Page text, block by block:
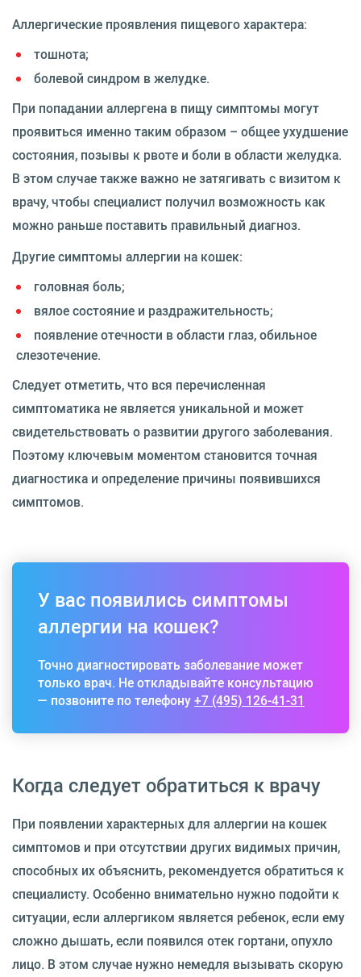
Аллергические проявления пищевого характера:
тошнота;
болевой синдром в желудке.
При попадании аллергена в пищу симптомы могут
проявиться именно таким образом – общее ухудшение
состояния, позывы к рвоте и боли в области желудка.
В этом случае также важно не затягивать с визитом к
врачу, чтобы специалист получил возможность как
можно раньше поставить правильный диагноз.
Другие симптомы аллергии на кошек:
головная боль;
вялое состояние и раздражительность;
появление отечности в области глаз, обильное
слезотечение.
Следует отметить, что вся перечисленная
симптоматика не является уникальной и может
свидетельствовать о развитии другого заболевания.
Поэтому ключевым моментом становится точная
диагностика и определение причины появившихся
симптомов.
У вас появились симптомы
аллергии на кошек?
Точно диагностировать заболевание может
только врач. Не откладывайте консультацию
— позвоните по телефону+7 (495) 126-41-31
Когда следует обратиться к врачу
При появлении характерных для аллергии на кошек
симптомов и при отсутствии других видимых причин,
способных их объяснить, рекомендуется обратиться к
специалисту. Особенно внимательно нужно подойти к
ситуации, если аллергиком является ребенок, если ему
сложно дышать, если появился отек гортани, опухло
лицо. В этом случае нужно немедля вызывать скорую